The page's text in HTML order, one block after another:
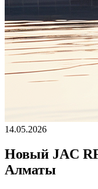
14.05.2026
Новый JAC
Алматы